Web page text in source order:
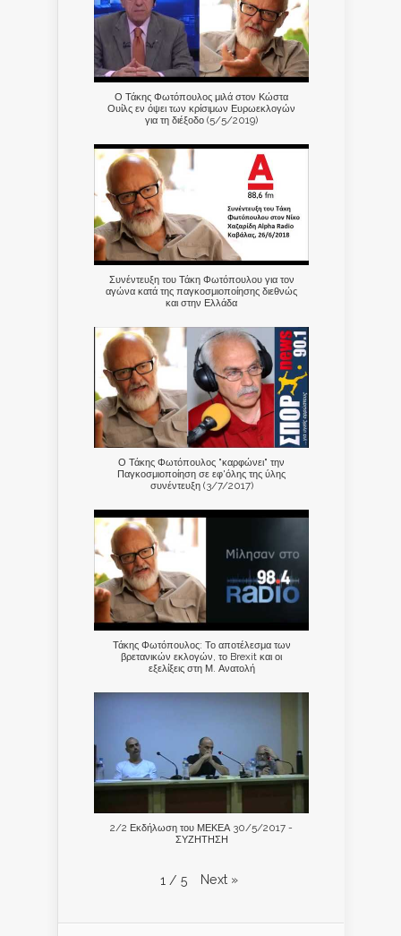
Ο Τάκης Φωτόπουλος μιλά στον Κώστα
Ουίλς εν όψει των κρίσιμων Ευρωεκλογών
για τη διέξοδο (5/5/2019)
Συνέντευξη του Τάκη Φωτόπουλου για τον
αγώνα κατά της παγκοσμιοποίησης διεθνώς
και στην Ελλάδα
Ο Τάκης Φωτόπουλος "καρφώνει" την
Παγκοσμιοποίηση σε εφ'όλης της ύλης
συνέντευξη (3/7/2017)
Τάκης Φωτόπουλος: Το αποτέλεσμα των
βρετανικών εκλογών, το Brexit και οι
εξελίξεις στη Μ. Ανατολή
2/2 Εκδήλωση του ΜΕΚΕΑ 30/5/2017 -
ΣΥΖΗΤΗΣΗ
1 / 5 Next »